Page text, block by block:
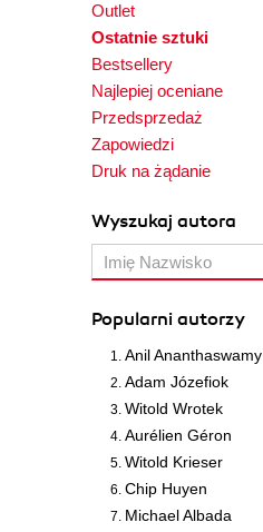
Outlet
Ostatnie sztuki
Bestsellery
Najlepiej oceniane
Przedsprzedaż
Zapowiedzi
Druk na żądanie
Wyszukaj autora
Popularni autorzy
Anil Ananthaswamy
Adam Józefiok
Witold Wrotek
Aurélien Géron
Witold Krieser
Chip Huyen
Michael Albada